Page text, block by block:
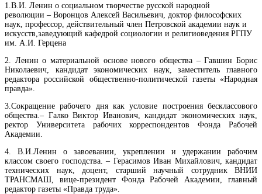
1.В.И. Ленин о социальном творчестве русской народной
революции – Воронцов Алексей Васильевич, доктор философских
наук, профессор, действительный член Петровской академии наук и
искусств,заведующий кафедрой социологии и религиоведения РГПУ
им. А.И. Герцена
2. Ленин о материальной основе нового общества –Гавшин Борис
Николаевич, кандидат экономических наук, заместитель главного
редактора российской общественно-политической газеты «Народная
правда».
3. Сокращение рабочего дня как условие построения бесклассового
общества – Галко Виктор Иванович, кандидат экономических наук,
ректор Университета рабочих корреспондентов Фонда Рабочей
Академии
4.
В.И.Ленин о завоевании, укреплении и удержании рабочим
классом своего господства. – Герасимов Иван Михайлович, кандидат
технических наук, доцент, старший научный сотрудник ВНИИ
ТРАНСМАШ, вице-президент Фонда Рабочей Академии, главный
редактор газеты «Правда труда».